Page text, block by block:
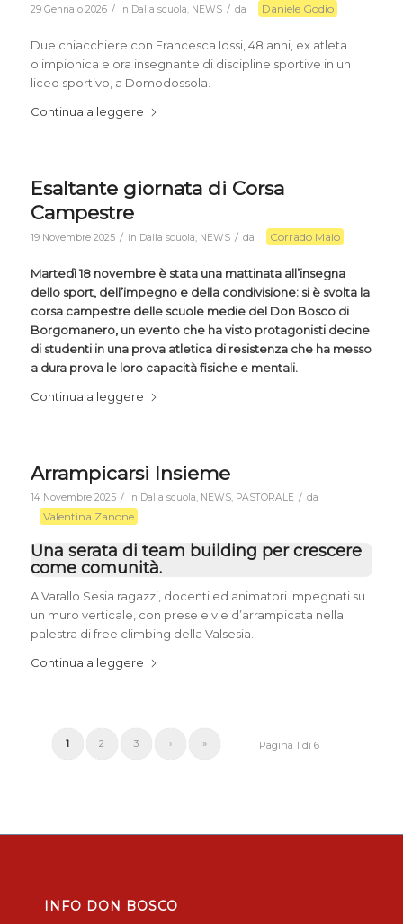
29 Gennaio 2026 / in Dalla scuola, NEWS / da Daniele Godio
Due chiacchiere con Francesca Iossi, 48 anni, ex atleta
olimpionica e ora insegnante di discipline sportive in un
liceo sportivo, a Domodossola.
Continua a leggere
Esaltante giornata di Corsa
Campestre
19 Novembre 2025 / in Dalla scuola, NEWS / da Corrado Maio
Martedì 18 novembre è stata una mattinata all’insegna
dello sport, dell’impegno e della condivisione: si è svolta la
corsa campestre delle scuole medie del Don Bosco di
Borgomanero, un evento che ha visto protagonisti decine
di studenti in una prova atletica di resistenza che ha messo
a dura prova le loro capacità fisiche e mentali.
Continua a leggere
Arrampicarsi Insieme
14 Novembre 2025 / in Dalla scuola, NEWS, PASTORALE / da
Valentina Zanone
Una serata di team building per crescere
come comunità.
A Varallo Sesia ragazzi, docenti ed animatori impegnati su
un muro verticale, con prese e vie d’arrampicata nella
palestra di free climbing della Valsesia.
Continua a leggere
Pagina 1 di 6
1 2 3 › »
INFO DON BOSCO